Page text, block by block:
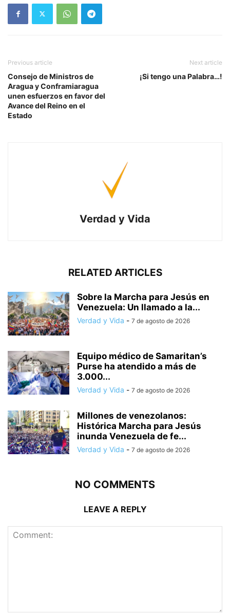
Previous article
Consejo de Ministros de
Aragua y Conframiaragua
unen esfuerzos en favor del
Avance del Reino en el
Estado
Next article
¡Si tengo una Palabra…!
Verdad y Vida
RELATED ARTICLES
Sobre la Marcha para Jesús en
Venezuela: Un llamado a la...
Verdad y Vida - 7 de agosto de 2026
Equipo médico de Samaritan’s
Purse ha atendido a más de
3.000...
Verdad y Vida - 7 de agosto de 2026
Millones de venezolanos:
Histórica Marcha para Jesús
inunda Venezuela de fe...
Verdad y Vida - 7 de agosto de 2026
NO COMMENTS
LEAVE A REPLY